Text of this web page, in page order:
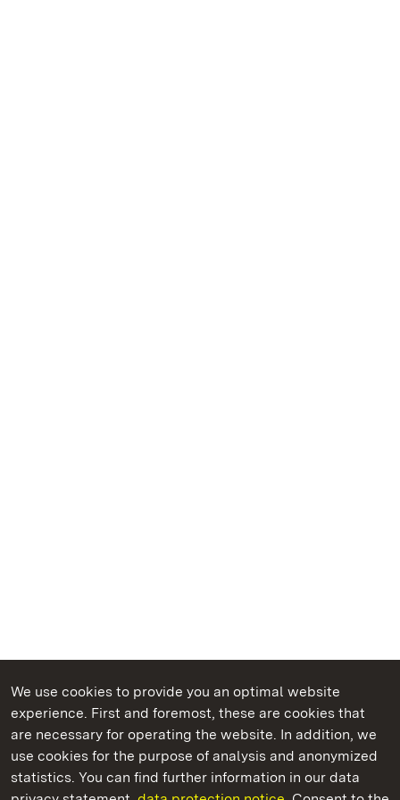
We use cookies to provide you an optimal website
experience. First and foremost, these are cookies that
are necessary for operating the website. In addition, we
use cookies for the purpose of analysis and anonymized
statistics. You can find further information in our data
State Palaces and Gardens of Baden-Wuerttemberg